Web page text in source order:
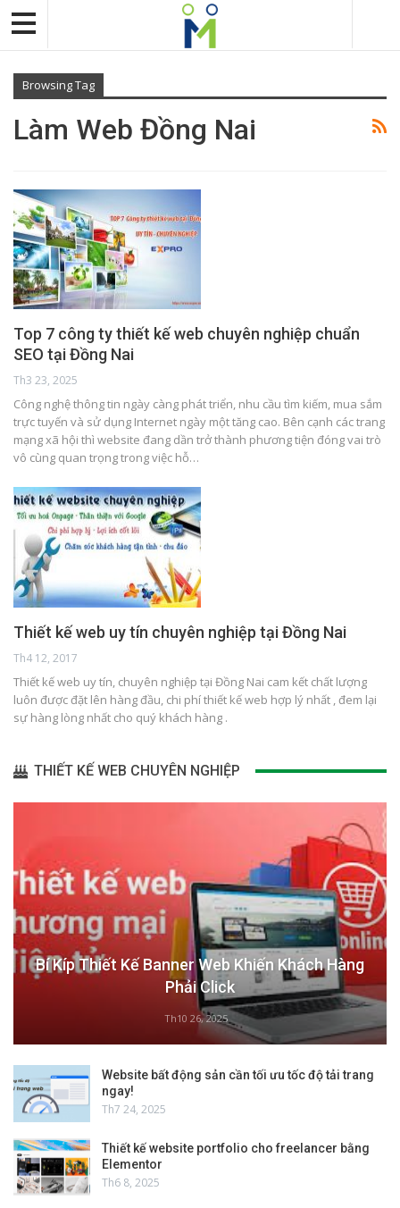
Browsing Tag
Làm Web Đồng Nai
Top 7 công ty thiết kế web chuyên nghiệp chuẩn
SEO tại Đồng Nai
Th3 23, 2025
Công nghệ thông tin ngày càng phát triển, nhu cầu tìm kiếm, mua sắm
trực tuyến và sử dụng Internet ngày một tăng cao. Bên cạnh các trang
mạng xã hội thì website đang dần trở thành phương tiện đóng vai trò
vô cùng quan trọng trong việc hỗ…
Thiết kế web uy tín chuyên nghiệp tại Đồng Nai
Th4 12, 2017
Thiết kế web uy tín, chuyên nghiệp tại Đồng Nai cam kết chất lượng
luôn được đặt lên hàng đầu, chi phí thiết kế web hợp lý nhất , đem lại
sự hàng lòng nhất cho quý khách hàng .
THIẾT KẾ WEB CHUYÊN NGHIỆP
Bí Kíp Thiết Kế Banner Web Khiến Khách Hàng
Phải Click
Th10 26, 2025
Website bất động sản cần tối ưu tốc độ tải trang
ngay!
Th7 24, 2025
Thiết kế website portfolio cho freelancer bằng
Elementor
Th6 8, 2025